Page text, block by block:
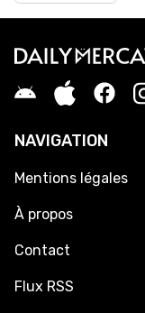
NAVIGATION
Mentions légales
À propos
Contact
Flux RSS